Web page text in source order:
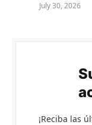
July 30, 2026
¡Reciba las